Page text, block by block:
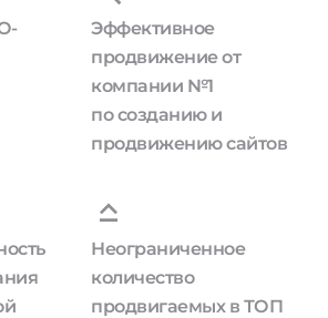
Эффективное
продвижение от
компании №1
по созданию и
продвижению сайтов
Неограниченное
количество
продвигаемых в ТОП